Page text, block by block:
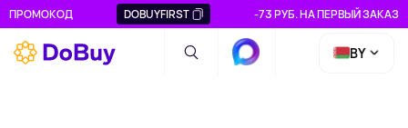
ПРОМОКОД DOBUYFIRST -73 РУБ. НА ПЕРВЫЙ ЗАКАЗ
BY